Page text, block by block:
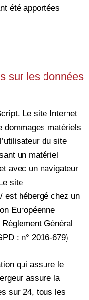
été apportées
sur les données
Le site Internet
dommages matériels
du site
un matériel
avec un navigateur
site
est hébergé chez un
Européenne
Général
: n° 2016-679)
qui assure le
assure la
sur 24, tous les